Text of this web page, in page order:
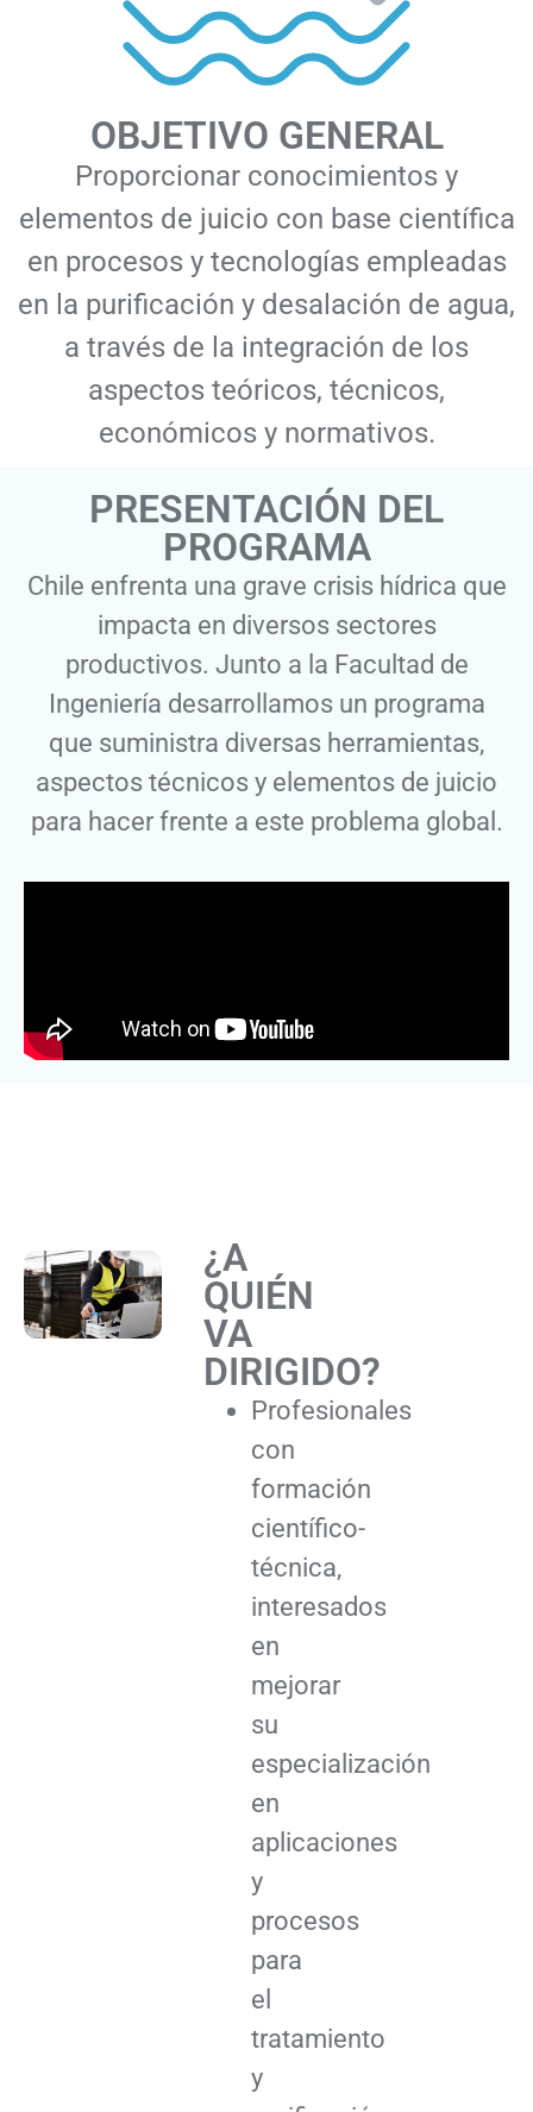
OBJETIVO GENERAL
Proporcionar conocimientos y
elementos de juicio con base científica
en procesos y tecnologías empleadas
en la purificación y desalación de agua,
a través de la integración de los
aspectos teóricos, técnicos,
económicos y normativos.
PRESENTACIÓN DEL
PROGRAMA
Chile enfrenta una grave crisis hídrica que
impacta en diversos sectores
productivos. Junto a la Facultad de
Ingeniería desarrollamos un programa
que suministra diversas herramientas,
aspectos técnicos y elementos de juicio
para hacer frente a este problema global.
¿A
QUIÉN
VA
DIRIGIDO?
Profesionales
con
formación
científico-
técnica,
interesados
en
mejorar
su
especialización
en
aplicaciones
y
procesos
para
el
tratamiento
y